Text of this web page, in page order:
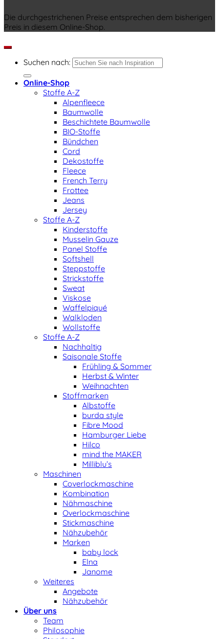
Die durchgestrichenen Preise entsprechen dem bisherigen
Preis in diesem Online-Shop.
Suchen nach:
Online-Shop
Stoffe A-Z
Alpenfleece
Baumwolle
Beschichtete Baumwolle
BIO-Stoffe
Bündchen
Cord
Dekostoffe
Fleece
French Terry
Frottee
Jeans
Jersey
Stoffe A-Z
Kinderstoffe
Musselin Gauze
Panel Stoffe
Softshell
Steppstoffe
Strickstoffe
Sweat
Viskose
Waffelpiqué
Walkloden
Wollstoffe
Stoffe A-Z
Nachhaltig
Saisonale Stoffe
Frühling & Sommer
Herbst & Winter
Weihnachten
Stoffmarken
Albstoffe
burda style
Fibre Mood
Hamburger Liebe
Hilco
mind the MAKER
Milliblu’s
Maschinen
Coverlockmaschine
Kombination
Nähmaschine
Overlockmaschine
Stickmaschine
Nähzubehör
Marken
baby lock
Elna
Janome
Weiteres
Angebote
Nähzubehör
Über uns
Team
Philosophie